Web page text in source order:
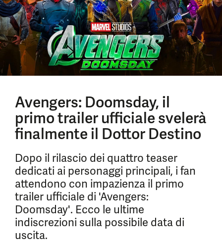
Avengers: Doomsday, il
primo trailer ufficiale svelerà
finalmente il Dottor Destino
Dopo il rilascio dei quattro teaser
dedicati ai personaggi principali, i fan
attendono con impazienza il primo
trailer ufficiale di 'Avengers:
Doomsday'. Ecco le ultime
indiscrezioni sulla possibile data di
uscita.